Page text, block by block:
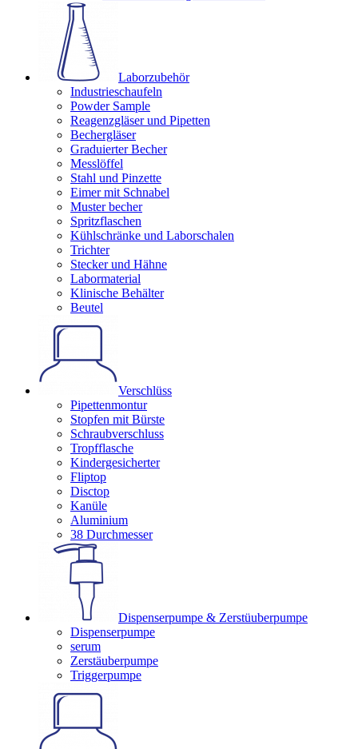
Laborzubehör
Industrieschaufeln
Powder Sample
Reagenzgläser und Pipetten
Bechergläser
Graduierter Becher
Messlöffel
Stahl und Pinzette
Eimer mit Schnabel
Muster becher
Spritzflaschen
Kühlschränke und Laborschalen
Trichter
Stecker und Hähne
Labormaterial
Klinische Behälter
Beutel
Verschlüss
Pipettenmontur
Stopfen mit Bürste
Schraubverschluss
Tropfflasche
Kindergesicherter
Fliptop
Disctop
Kanüle
Aluminium
38 Durchmesser
Dispenserpumpe & Zerstüuberpumpe
Dispenserpumpe
serum
Zerstäuberpumpe
Triggerpumpe